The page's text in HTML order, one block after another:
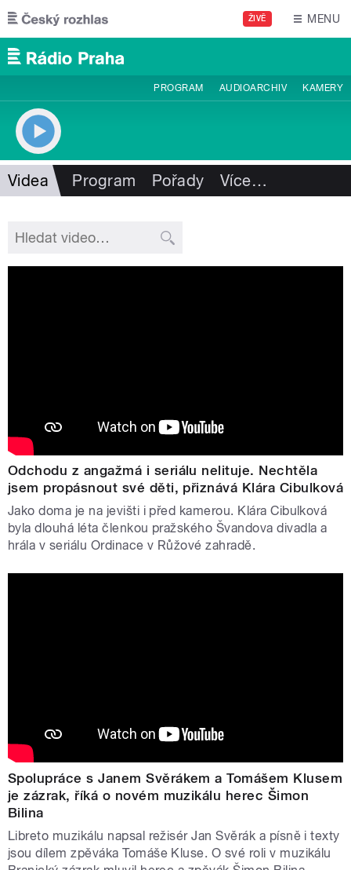
Přejít k hlavnímu obsahu
ŽIVĚ MENU
PROGRAM AUDIOARCHIV KAMERY
Videa Program Pořady Více…
Odchodu z angažmá i seriálu nelituje. Nechtěla
jsem propásnout své děti, přiznává Klára Cibulková
Jako doma je na jevišti i před kamerou. Klára Cibulková
byla dlouhá léta členkou pražského Švandova divadla a
hrála v seriálu Ordinace v Růžové zahradě.
Spolupráce s Janem Svěrákem a Tomášem Klusem
je zázrak, říká o novém muzikálu herec Šimon
Bilina
Libreto muzikálu napsal režisér Jan Svěrák a písně i texty
jsou dílem zpěváka Tomáše Kluse. O své roli v muzikálu